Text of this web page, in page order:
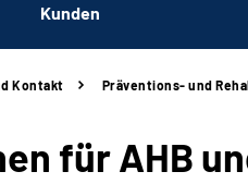
Kunden
Kontakt Präventions- und
für AHB